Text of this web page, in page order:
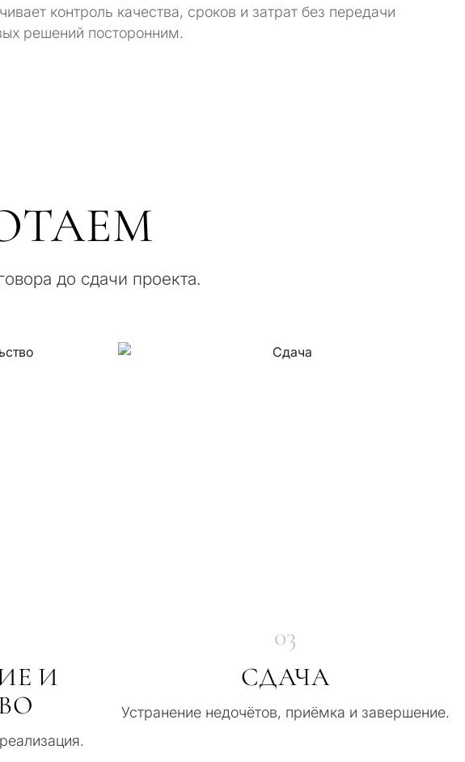
контроль качества, сроков и затрат без передачи
решений посторонним.
до сдачи проекта.
И
03
СДАЧА
Устранение недочётов, приёмка и завершение.